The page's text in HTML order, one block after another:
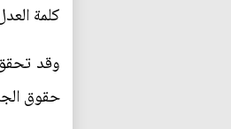
كلمة
وقد تحقق
حقوق